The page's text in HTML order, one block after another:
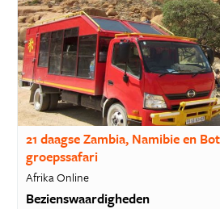
21 daagse Zambia, Namibie en
groepssafari
Afrika Online
Bezienswaardigheden